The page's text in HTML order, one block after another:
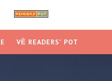
VỀ READERS' POT